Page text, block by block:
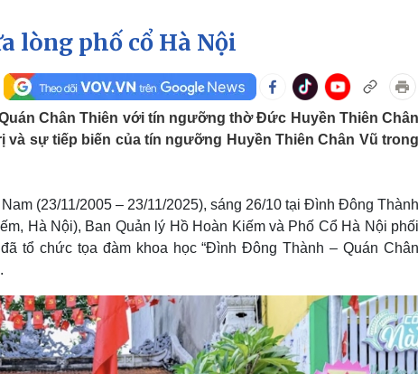
Infographic
Thể thao
Bóng đá
Hậu trường
Ô tô - Xe máy
Ô tô
Doanh
Vì
Văn hóa
Âm nhạc
Di sản
Giải trí
Sao Việt
Du lịch
check-
lòng phố cổ Hà Nội
Chân Thiên với tín ngưỡng thờ Đức Huyền Thiên Chân
và sự tiếp biến của tín ngưỡng Huyền Thiên Chân Vũ trong
(23/11/2005 – 23/11/2025), sáng 26/10 tại Đình Đông Thành
Hà Nội), Ban Quản lý Hồ Hoàn Kiếm và Phố Cổ Hà Nội phối
tổ chức tọa đàm khoa học “Đình Đông Thành – Quán Chân